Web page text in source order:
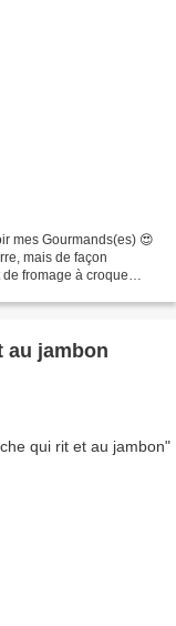
mais de façon
fromage à croque
au jambon